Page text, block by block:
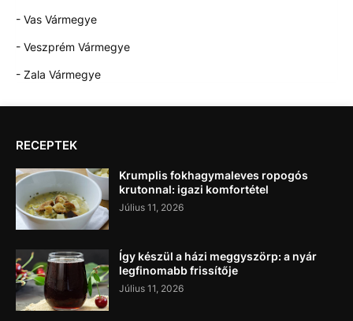
- Vas Vármegye
- Veszprém Vármegye
- Zala Vármegye
RECEPTEK
Krumplis fokhagymaleves ropogós
krutonnal: igazi komfortétel
Július 11, 2026
Így készül a házi meggyszörp: a nyár
legfinomabb frissítője
Július 11, 2026